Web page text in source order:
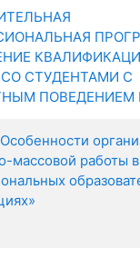
СО СТУДЕНТАМИ С
ПОВЕДЕНИЕМ
массовой работы в